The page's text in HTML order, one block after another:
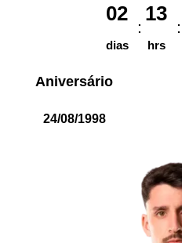
02
dias
13
hrs
Aniversário
24/08/1998